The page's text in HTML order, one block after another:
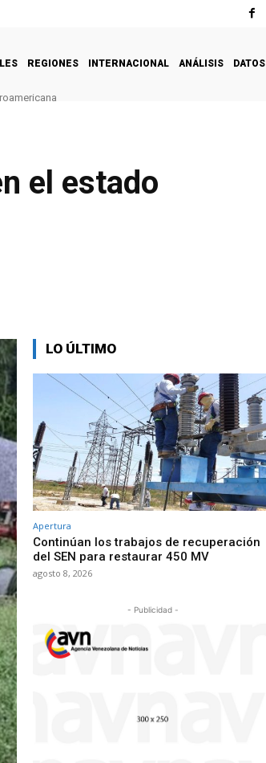
REGIONES INTERNACIONAL ANÁLISIS DATOS
el estado
LO ÚLTIMO
Apertura
Continúan los trabajos de recuperación
del SEN para restaurar 450 MV
agosto 8, 2026
- Publicidad -